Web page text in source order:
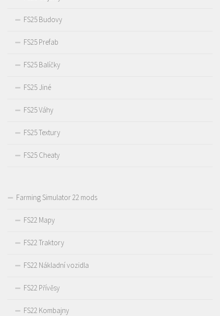
FS25 Budovy
FS25 Prefab
FS25 Balíčky
FS25 Jiné
FS25 Váhy
FS25 Textury
FS25 Cheaty
Farming Simulator 22 mods
FS22 Mapy
FS22 Traktory
FS22 Nákladní vozidla
FS22 Přívěsy
FS22 Kombajny